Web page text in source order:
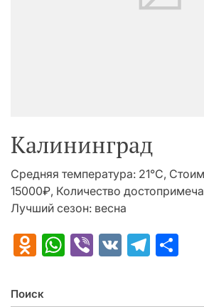
Калининград
Средняя температура: 21°C,
15000₽, Количество
Лучший сезон: весна
Odnoklassniki
WhatsApp
Viber
VK
Поиск